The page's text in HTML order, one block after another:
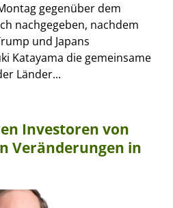
gegenüber dem
nachgegeben, nachdem
und Japans
Katayama die gemeinsame
Länder...
Investoren von
Veränderungen in